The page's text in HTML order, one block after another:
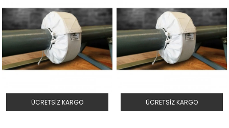
ÜCRETSIZ KARGO ÜCRETSIZ KARGO